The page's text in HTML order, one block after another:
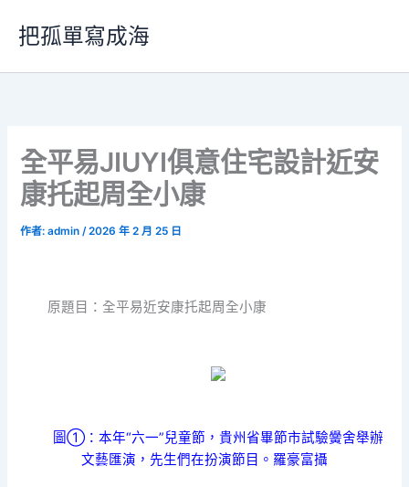
要
把孤單寫成海
全平易JIUYI俱意住宅設計近安
康托起周全小康
作者:admin/2026 年 2 月 25 日
原題目：全平易近安康托起周全小康
圖①：本年“六一”兒童節，貴州省畢節市試驗黌舍舉辦
文藝匯演，先生們在扮演節目。羅豪富攝